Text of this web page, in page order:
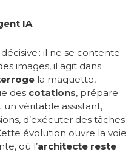
IA
: il ne se contente
images, il agit dans
la maquette,
des cotations, prépare
un véritable assistant,
d’exécuter des tâches
évolution ouvre la voie
où l’architecte reste